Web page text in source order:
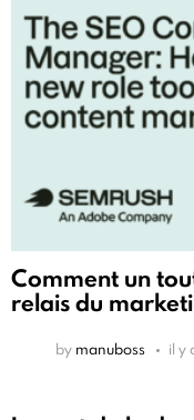
Comment un
relais du
by manuboss il y